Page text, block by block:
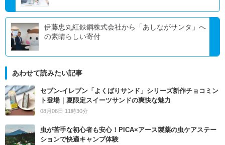
伊藤忠丸紅鉄鋼株式会社から「あしながサンタ」へ
の素晴らしい寄付
あわせて読みたい記事
セブン‐イレブン「よくばりサンド」シリーズ新作チョコミン
ト登場｜夏限定スイーツサンドの爽快な魅力
08月06日 11時30分
虫が苦手な初心者も安心！PICA×アース製薬の虫ケアステー
ションで快適キャンプ体験